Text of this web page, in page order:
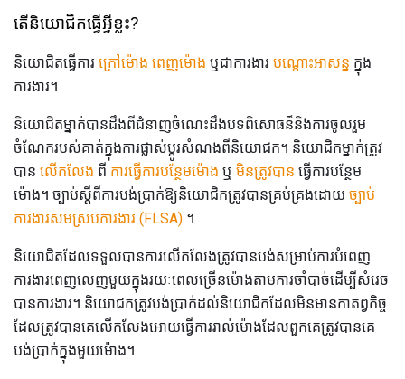
តើនិយោជិកធ្វើអ្វីខ្លះ?
និយោជិតធ្វើការ ក្រៅម៉ោង ពេញម៉ោង ឬជាការងារ បណ្តោះអាសន្ន ក្នុង
ការងារ។
និយោជិតម្នាក់បានដឹងពីជំនាញចំណេះដឹងបទពិសោធន៏និងការចូលរួម
ចំណែករបស់គាត់ក្នុងការផ្លាស់ប្តូរសំណងពីនិយោជក។ និយោជិកម្នាក់ត្រូវ
បាន លើកលែង ពី ការធ្វើការបន្ថែមម៉ោង ឬ មិនត្រូវបាន ធ្វើការបន្ថែម
ម៉ោង។ ច្បាប់ស្តីពីការបង់ប្រាក់ឱ្យនិយោជិកត្រូវបានគ្រប់គ្រងដោយ ច្បាប់
ការងារសមស្របការងារ (FLSA) ។
និយោជិតដែលទទួលបានការលើកលែងត្រូវបានបង់សម្រាប់ការបំពេញ
ការងារពេញលេញមួយក្នុងរយៈពេលច្រើនម៉ោងតាមការចាំបាច់ដើម្បីសំរេច
បានការងារ។ និយោជកត្រូវបង់ប្រាក់ដល់និយោជិកដែលមិនមានកាតព្វកិច្ច
ដែលត្រូវបានគេលើកលែងអោយធ្វើការរាល់ម៉ោងដែលពួកគេត្រូវបានគេ
បង់ប្រាក់ក្នុងមួយម៉ោង។